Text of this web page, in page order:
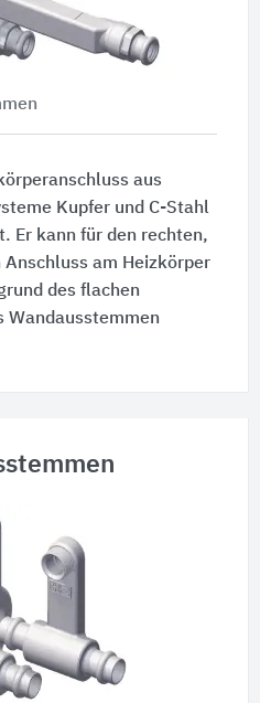
aus
Kupfer und C-Stahl
Er kann für den rechten,
am Heizkörper
des flachen
Wandausstemmen